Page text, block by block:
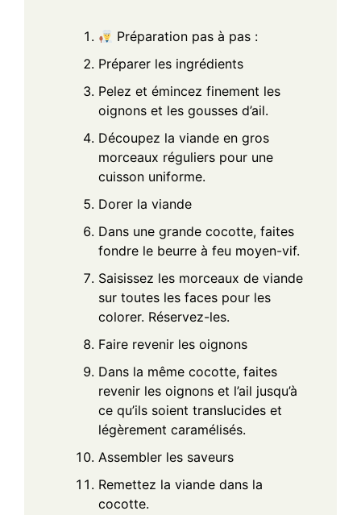
Préparation pas à pas :
Préparer les ingrédients
Pelez et émincez finement les
oignons et les gousses d’ail.
Découpez la viande en gros
morceaux réguliers pour une
cuisson uniforme.
Dorer la viande
Dans une grande cocotte, faites
fondre le beurre à feu moyen-vif.
Saisissez les morceaux de viande
sur toutes les faces pour les
colorer. Réservez-les.
Faire revenir les oignons
Dans la même cocotte, faites
revenir les oignons et l’ail jusqu’à
ce qu’ils soient translucides et
légèrement caramélisés.
Assembler les saveurs
Remettez la viande dans la
cocotte.